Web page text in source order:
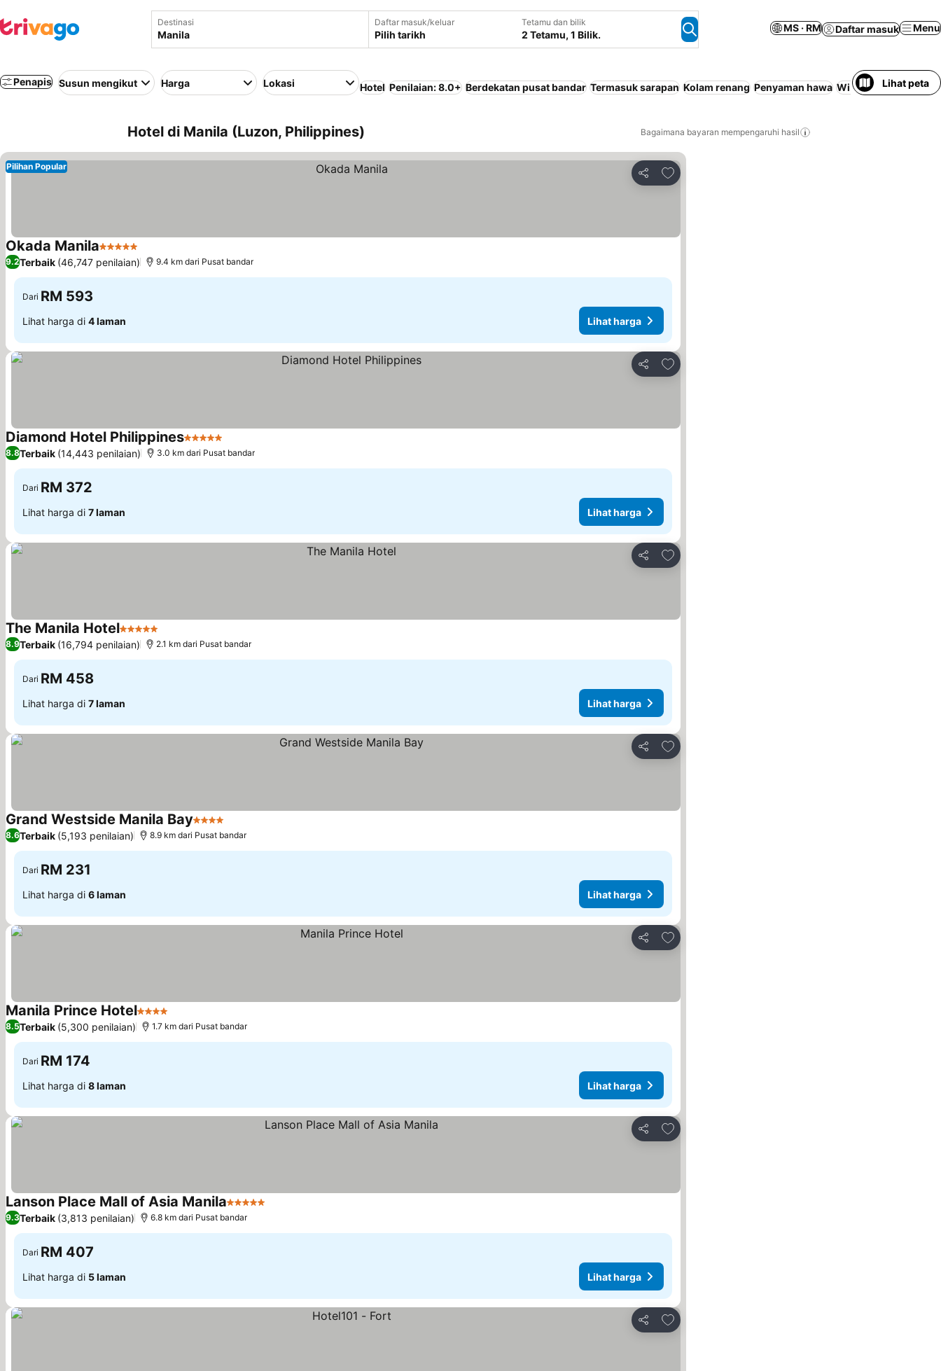
Destinasi Daftar masuk/keluar
Pilih tarikh
Tetamu dan bilik
2 Tetamu, 1 Bilik.
MS · RM Daftar masuk Menu
Penapis Susun mengikut Harga Lokasi Hotel Penilaian: 8.0+ Berdekatan pusat bandar Termasuk sarapan Kolam renang Penyaman hawa Wi-Fi Tempat
Lihat peta
Hotel di Manila (Luzon, Philippines) Bagaimana bayaran mempengaruhi hasil
Kongsi
Tambah ke favorit
Pilihan Popular
Okada Manila5 Bintang
9.2Terbaik (46,747 penilaian) 9.4 km dari Pusat bandar
Dari RM 593
Lihat harga di 4 laman Lihat harga
Kongsi
Tambah ke favorit
Diamond Hotel Philippines5 Bintang
8.8Terbaik (14,443 penilaian) 3.0 km dari Pusat bandar
Dari RM 372
Lihat harga di 7 laman Lihat harga
Kongsi
Tambah ke favorit
The Manila Hotel5 Bintang
8.9Terbaik (16,794 penilaian) 2.1 km dari Pusat bandar
Dari RM 458
Lihat harga di 7 laman Lihat harga
Kongsi
Tambah ke favorit
Grand Westside Manila Bay4 Bintang
8.6Terbaik (5,193 penilaian) 8.9 km dari Pusat bandar
Dari RM 231
Lihat harga di 6 laman Lihat harga
Kongsi
Tambah ke favorit
Manila Prince Hotel4 Bintang
8.5Terbaik (5,300 penilaian) 1.7 km dari Pusat bandar
Dari RM 174
Lihat harga di 8 laman Lihat harga
Kongsi
Tambah ke favorit
Lanson Place Mall of Asia Manila5 Bintang
9.3Terbaik (3,813 penilaian) 6.8 km dari Pusat bandar
Dari RM 407
Lihat harga di 5 laman Lihat harga
Kongsi
Tambah ke favorit